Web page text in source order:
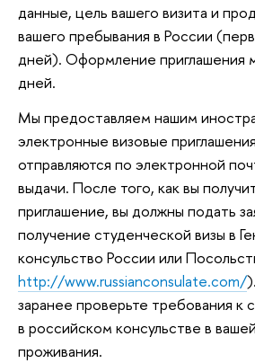
данные, цель вашего визита и
вашего пребывания в России
дней). Оформление приглашения
дней.
Мы предоставляем нашим
электронные визовые
отправляются по электронной
выдачи. После того, как вы
приглашение, вы должны подать
получение студенческой визы в
консульство России или
http://www.russianconsulate.com/
заранее проверьте требования к
в российском консульстве в
проживания.